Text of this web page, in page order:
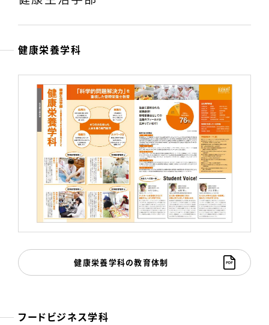
健康栄養学科
健康栄養学科の教育体制
フードビジネス学科